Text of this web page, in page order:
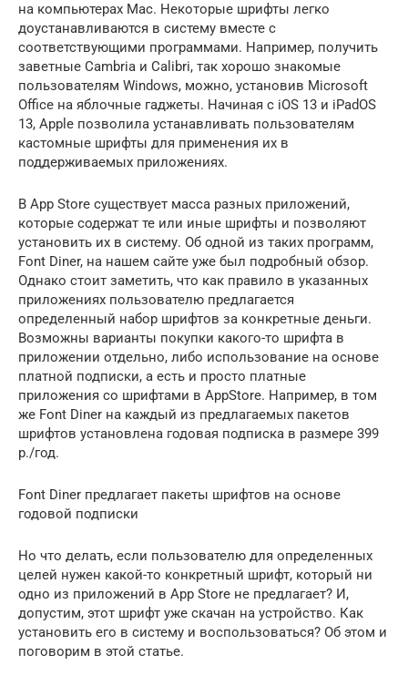
на компьютерах Mac. Некоторые шрифты легко
доустанавливаются в систему вместе с
соответствующими программами. Например, получить
заветные Cambria и Calibri, так хорошо знакомые
пользователям Windows, можно, установив Microsoft
Office на яблочные гаджеты. Начиная с iOS 13 и iPadOS
13, Apple позволила устанавливать пользователям
кастомные шрифты для применения их в
поддерживаемых приложениях.
В App Store существует масса разных приложений,
которые содержат те или иные шрифты и позволяют
установить их в систему. Об одной из таких программ,
Font Diner, на нашем сайте уже был подробный обзор.
Однако стоит заметить, что как правило в указанных
приложениях пользователю предлагается
определенный набор шрифтов за конкретные деньги.
Возможны варианты покупки какого-то шрифта в
приложении отдельно, либо использование на основе
платной подписки, а есть и просто платные
приложения со шрифтами в AppStore. Например, в том
же Font Diner на каждый из предлагаемых пакетов
шрифтов установлена годовая подписка в размере 399
р./год.
Font Diner предлагает пакеты шрифтов на основе
годовой подписки
Но что делать, если пользователю для определенных
целей нужен какой-то конкретный шрифт, который ни
одно из приложений в App Store не предлагает? И,
допустим, этот шрифт уже скачан на устройство. Как
установить его в систему и воспользоваться? Об этом и
поговорим в этой статье.